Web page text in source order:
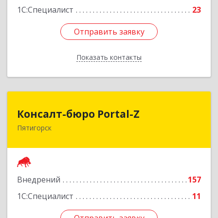
1С:Специалист 23
Отправить заявку
Показать контакты
Отправить заявку
Назад
Консалт-бюро Portal-Z
Пятигорск
Внедрений
157
1С:Специалист
11
357502, Ставропольский край, Пятигорск г,